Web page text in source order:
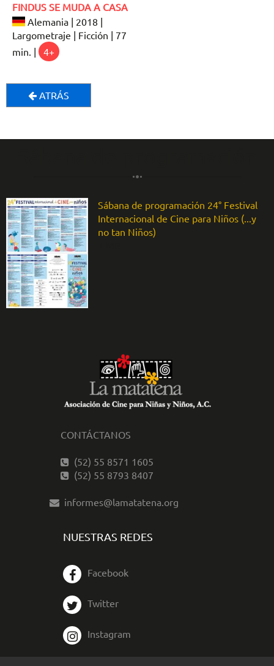
FINDUS SE MUDA A CASA
Alemania | 2018 |
Largometraje | Ficción | 77
min. |
4+
ATRÁS
Sábana de programación 24° Festival
Internacional de Cine para Niños (...y
no tan Niños)
CONTÁCTANOS
(52) 55 8571 1605
(52) 55 8793 8407
informes@lamatatena.org
NUESTRAS REDES
Facebook
Twitter
Instagram